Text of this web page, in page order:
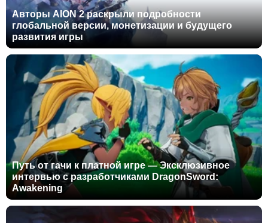
Авторы AION 2 раскрыли подробности
глобальной версии, монетизации и будущего
развития игры
Путь от гачи к платной игре — Эксклюзивное
интервью с разработчиками DragonSword:
Awakening